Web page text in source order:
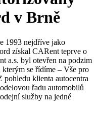
v Brně
1993 nejdříve jako
získal CARent teprve o
a.s. byl otevřen na podzim
se řídíme – Vše pro
pohledu klienta autocentra
řadu automobilů
služby na jedné